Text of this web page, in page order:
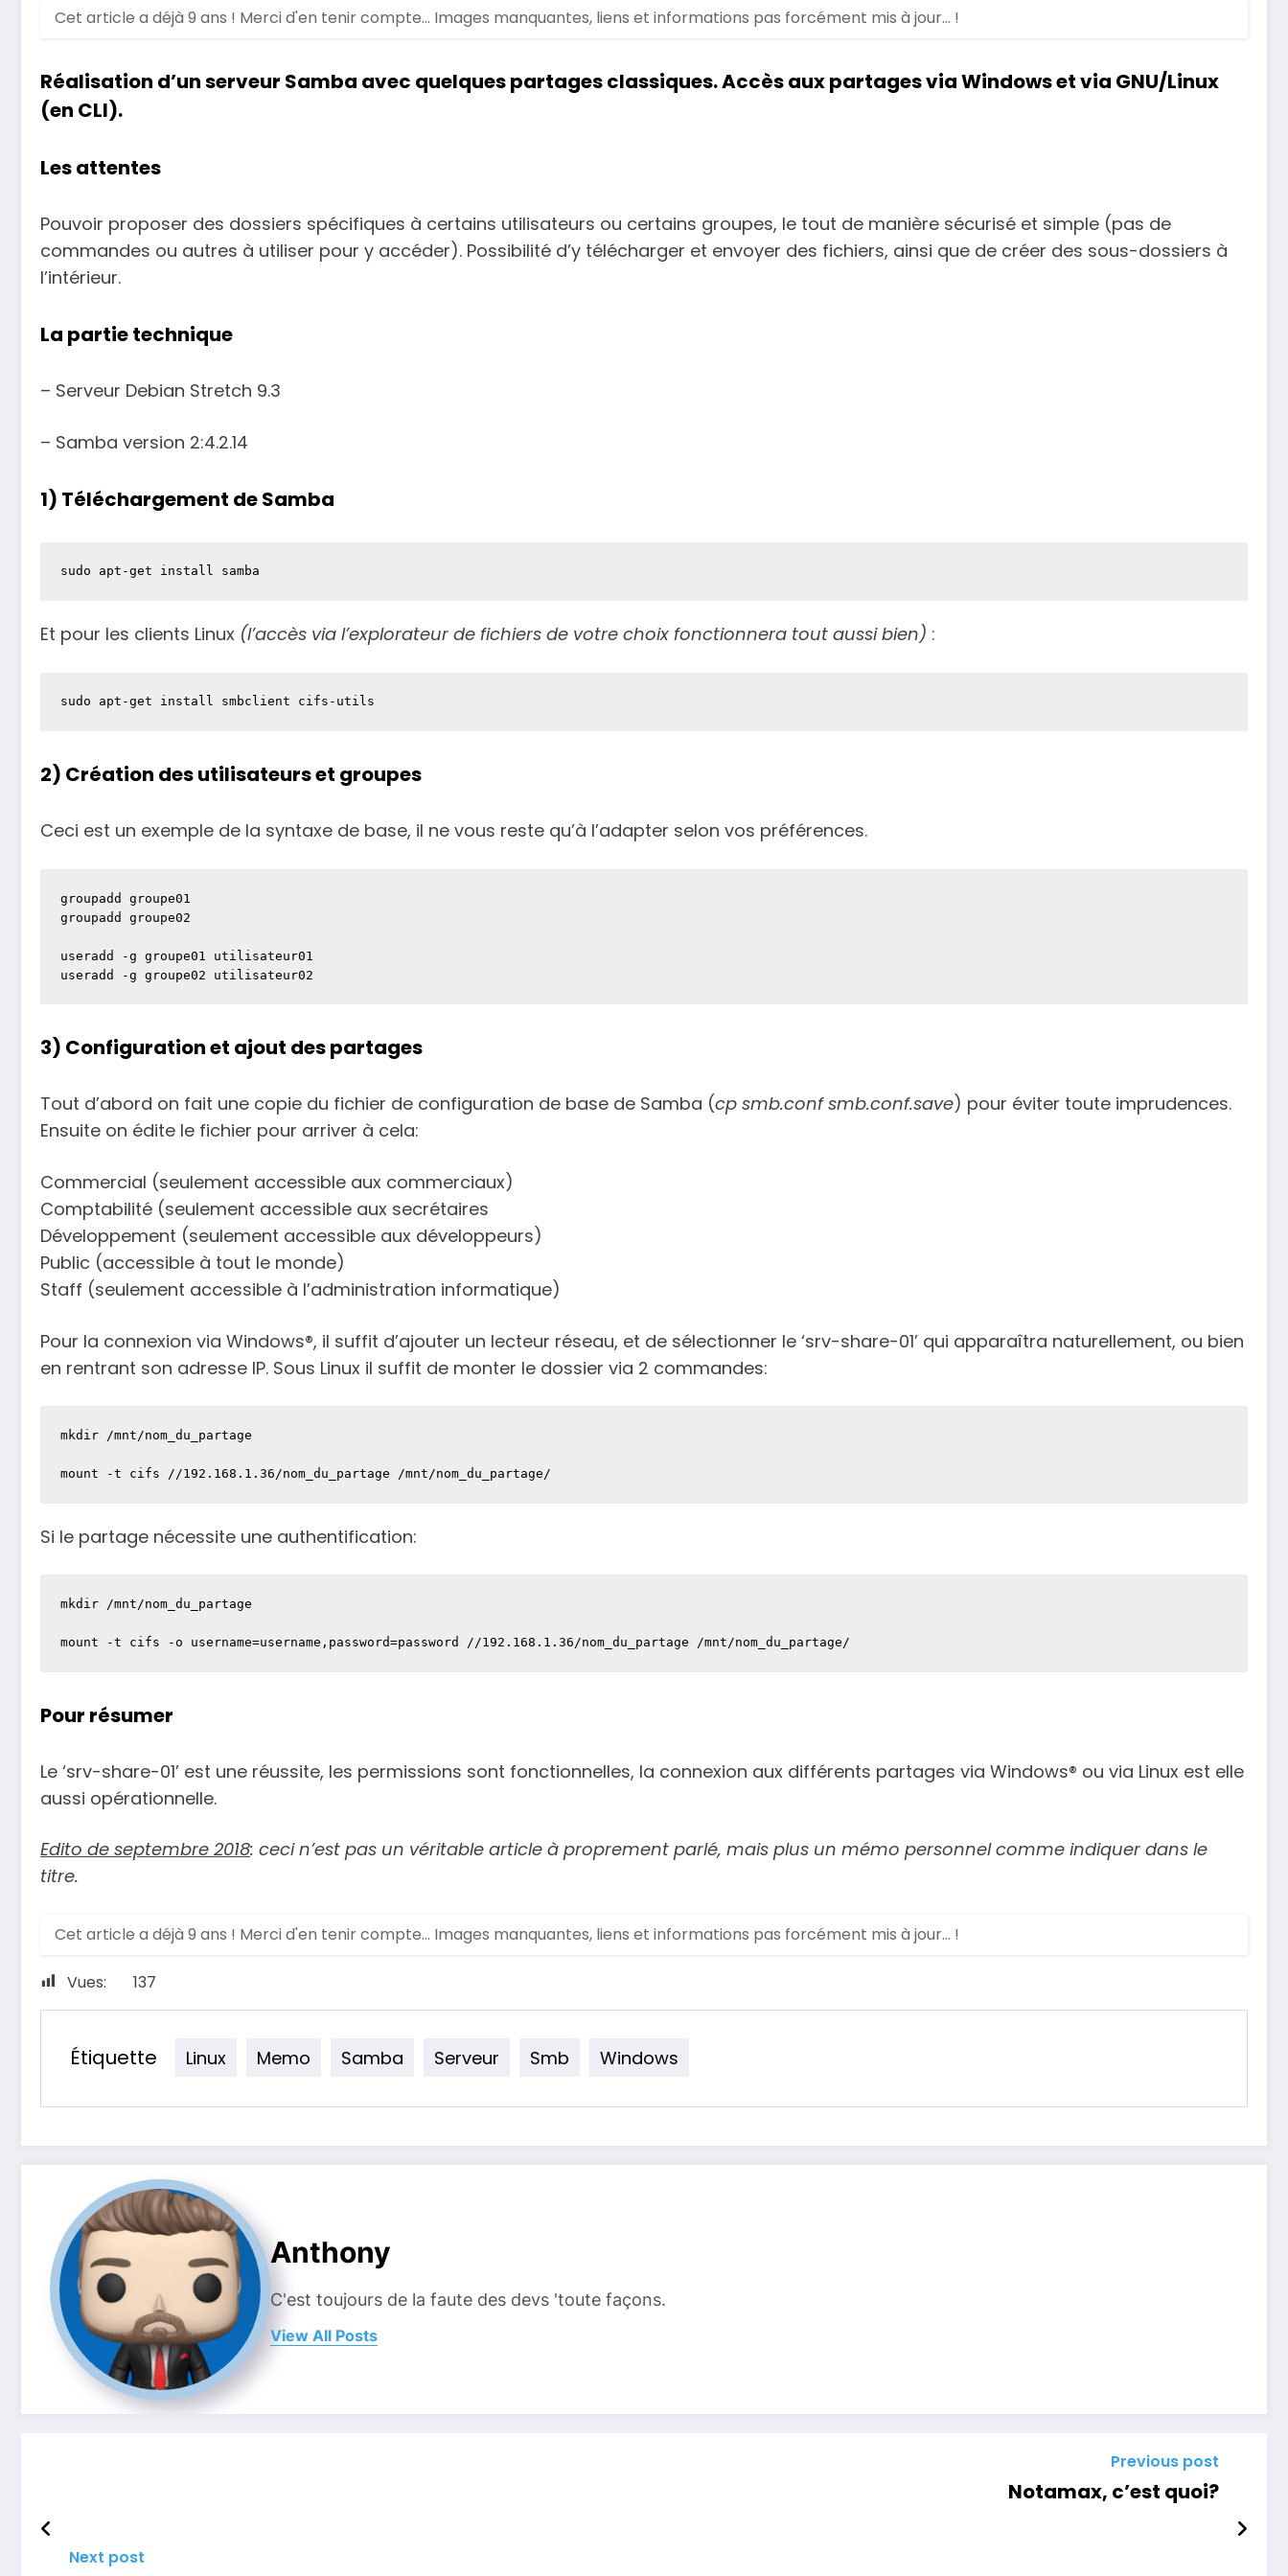
Cet article a déjà 9 ans ! Merci d'en tenir compte... Images manquantes, liens et informations pas forcément mis à jour... !
Réalisation d’un serveur Samba avec quelques partages classiques. Accès aux partages via Windows et via GNU/Linux
(en CLI).
Les attentes
Pouvoir proposer des dossiers spécifiques à certains utilisateurs ou certains groupes, le tout de manière sécurisé et simple (pas de
commandes ou autres à utiliser pour y accéder). Possibilité d’y télécharger et envoyer des fichiers, ainsi que de créer des sous-dossiers à
l’intérieur.
La partie technique
– Serveur Debian Stretch 9.3
– Samba version 2:4.2.14
1) Téléchargement de Samba
sudo apt-get install samba
Et pour les clients Linux (l’accès via l’explorateur de fichiers de votre choix fonctionnera tout aussi bien) :
sudo apt-get install smbclient cifs-utils
2) Création des utilisateurs et groupes
Ceci est un exemple de la syntaxe de base, il ne vous reste qu’à l’adapter selon vos préférences.
groupadd groupe01
groupadd groupe02
useradd -g groupe01 utilisateur01
useradd -g groupe02 utilisateur02
3) Configuration et ajout des partages
Tout d’abord on fait une copie du fichier de configuration de base de Samba (cp smb.conf smb.conf.save) pour éviter toute imprudences.
Ensuite on édite le fichier pour arriver à cela:
Commercial (seulement accessible aux commerciaux)
Comptabilité (seulement accessible aux secrétaires
Développement (seulement accessible aux développeurs)
Public (accessible à tout le monde)
Staff (seulement accessible à l’administration informatique)
Pour la connexion via Windows®, il suffit d’ajouter un lecteur réseau, et de sélectionner le ‘srv-share-01’ qui apparaîtra naturellement, ou bien
en rentrant son adresse IP. Sous Linux il suffit de monter le dossier via 2 commandes:
mkdir /mnt/nom_du_partage
mount -t cifs //192.168.1.36/nom_du_partage /mnt/nom_du_partage/
Si le partage nécessite une authentification:
mkdir /mnt/nom_du_partage
mount -t cifs -o username=username,password=password //192.168.1.36/nom_du_partage /mnt/nom_du_partage/
Pour résumer
Le ‘srv-share-01’ est une réussite, les permissions sont fonctionnelles, la connexion aux différents partages via Windows® ou via Linux est elle
aussi opérationnelle.
Edito de septembre 2018: ceci n’est pas un véritable article à proprement parlé, mais plus un mémo personnel comme indiquer dans le
titre.
Cet article a déjà 9 ans ! Merci d'en tenir compte... Images manquantes, liens et informations pas forcément mis à jour... !
Vues: 137
Étiquette Linux Memo Samba Serveur Smb Windows
Anthony
C'est toujours de la faute des devs 'toute façons.
View All Posts
Previous post
Notamax, c’est quoi?
Next post